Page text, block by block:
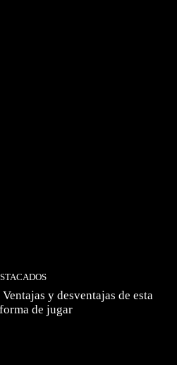
y desventajas de esta
de jugar